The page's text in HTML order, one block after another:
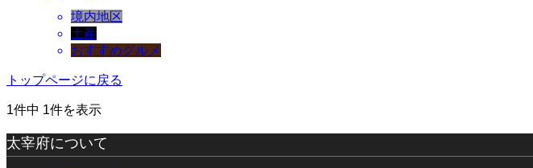
境内地区
土産
おすすめグルメ
トップページに戻る
1件中 1件を表示
太宰府について